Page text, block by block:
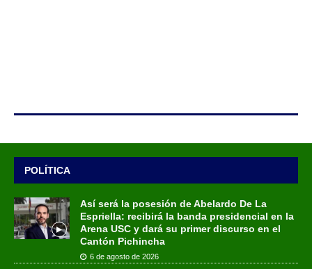
POLÍTICA
Así será la posesión de Abelardo De La
Espriella: recibirá la banda presidencial en la
Arena USC y dará su primer discurso en el
Cantón Pichincha
6 de agosto de 2026